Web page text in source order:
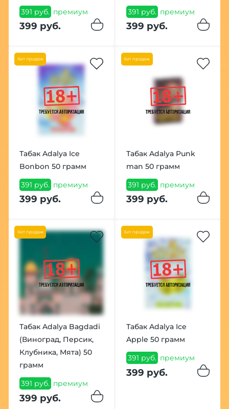
391 руб. премиум
399 руб.
391 руб. премиум
399 руб.
Хит продаж
Табак Adalya Ice
Bonbon 50 грамм
391 руб. премиум
399 руб.
Хит продаж
Табак Adalya Punk
man 50 грамм
391 руб. премиум
399 руб.
Хит продаж
Табак Adalya Bagdadi
(Виноград, Персик,
Клубника, Мята) 50
грамм
391 руб. премиум
399 руб.
Хит продаж
Табак Adalya Ice
Apple 50 грамм
391 руб. премиум
399 руб.